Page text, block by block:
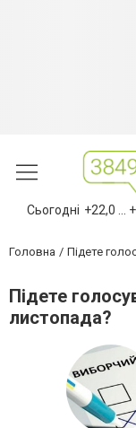
Сьогодні +22,0 ...
Головна Підете
Підете
листопада?